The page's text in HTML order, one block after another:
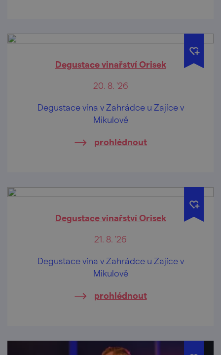
Degustace vinařství Orisek
20. 8. '26
Degustace vína v Zahrádce u Zajíce v
Mikulově
prohlédnout
Degustace vinařství Orisek
21. 8. '26
Degustace vína v Zahrádce u Zajíce v
Mikulově
prohlédnout